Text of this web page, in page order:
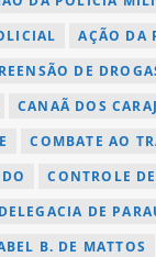
AÇÃO DA
DE
CANAÃ DOS
COMBATE AO
CONTROLE
DELEGACIA DE
B. DE MATTOS